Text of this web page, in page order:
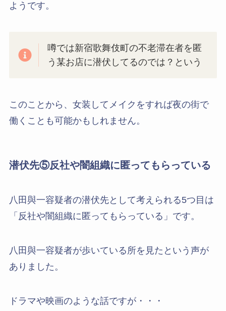
ようです。
噂では新宿歌舞伎町の不老滞在者を匿
う某お店に潜伏してるのでは？という
このことから、女装してメイクをすれば夜の街で
働くことも可能かもしれません。
潜伏先⑤反社や闇組織に匿ってもらっている
八田與一容疑者の潜伏先として考えられる5つ目は
「反社や闇組織に匿ってもらっている」です。
八田與一容疑者が歩いている所を見たという声が
ありました。
ドラマや映画のような話ですが・・・